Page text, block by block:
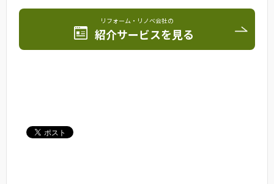
リフォーム・リノベ会社の
紹介サービスを見る